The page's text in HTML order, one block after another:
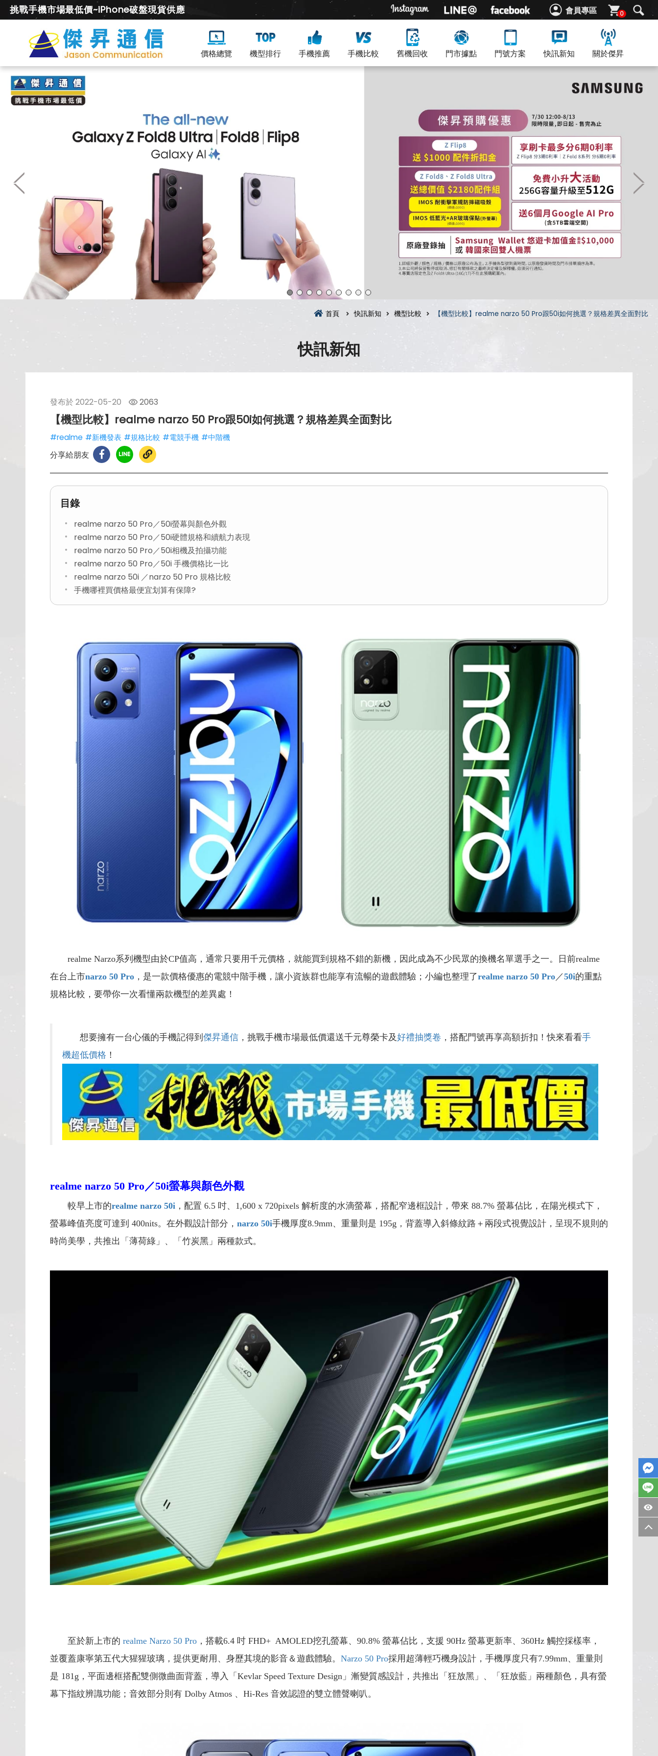
會員專區 0
挑戰手機市場最低價~iPhone破盤現貨供應
價格總覽 機型排行 手機推薦 手機比較 舊機回收 門市據點 門號方案 快訊新知 關於傑昇
首頁 快訊新知 機型比較 【機型比較】realme narzo 50 Pro跟50i如何挑選？規格差異全面對比
快訊新知
發布於 2022-05-20 2063
【機型比較】realme narzo 50 Pro跟50i如何挑選？規格差異全面對比
#realme #新機發表 #規格比較 #電競手機 #中階機
分享給朋友
目錄
realme narzo 50 Pro／50i螢幕與顏色外觀
realme narzo 50 Pro／50i硬體規格和續航力表現
realme narzo 50 Pro／50i相機及拍攝功能
realme narzo 50 Pro／50i 手機價格比一比
realme narzo 50i ／narzo 50 Pro 規格比較
手機哪裡買價格最便宜划算有保障?
realme Narzo系列機型由於CP值高，通常只要用千元價格，就能買到規格不錯的新機，因此成為不少民眾的換機名單選手之一。日前realme
在台上市narzo 50 Pro ，是一款價格優惠的電競中階手機，讓小資族群也能享有流暢的遊戲體驗；小編也整理了realme narzo 50 Pro／50i的重點
規格比較，要帶你一次看懂兩款機型的差異處！
想要擁有一台心儀的手機記得到 傑昇通信 ，挑戰手機市場最低價還送千元尊榮卡及好禮抽獎卷 ，搭配門號再享高額折扣！快來看看手
機超低價格 ！
realme narzo 50 Pro／50i螢幕與顏色外觀
較早上市的realme narzo 50i ，配置 6.5 吋、1,600 x 720pixels 解析度的水滴螢幕，搭配窄邊框設計，帶來 88.7% 螢幕佔比，在陽光模式下，
螢幕峰值亮度可達到 400nits。在外觀設計部分， narzo 50i手機厚度8.9mm、重量則是 195g，背蓋導入斜條紋路＋兩段式視覺設計，呈現不規則的
時尚美學，共推出「薄荷綠」、「竹炭黑」兩種款式。
至於新上市的 realme Narzo 50 Pro ，搭載6.4 吋 FHD+ AMOLED挖孔螢幕、90.8% 螢幕佔比，支援 90Hz 螢幕更新率、360Hz 觸控採樣率，
並覆蓋康寧第五代大猩猩玻璃，提供更耐用、身歷其境的影音＆遊戲體驗。 Narzo 50 Pro採用超薄輕巧機身設計，手機厚度只有7.99mm、重量則
是 181g，平面邊框搭配雙側微曲面背蓋，導入「Kevlar Speed Texture Design」漸變質感設計，共推出「狂放黑」、「狂放藍」兩種顏色，具有螢
幕下指紋辨識功能；音效部分則有 Dolby Atmos 、Hi-Res 音效認證的雙立體聲喇叭。